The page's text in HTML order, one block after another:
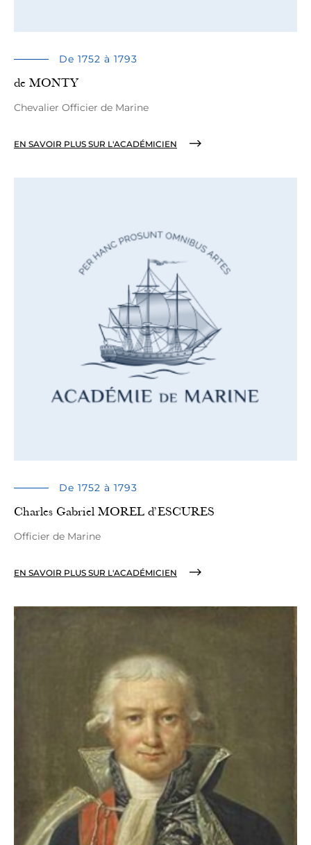
De 1752 à 1793
de MONTY
Chevalier Officier de Marine
EN SAVOIR PLUS SUR L'ACADÉMICIEN
De 1752 à 1793
Charles Gabriel MOREL d’ESCURES
Officier de Marine
EN SAVOIR PLUS SUR L'ACADÉMICIEN